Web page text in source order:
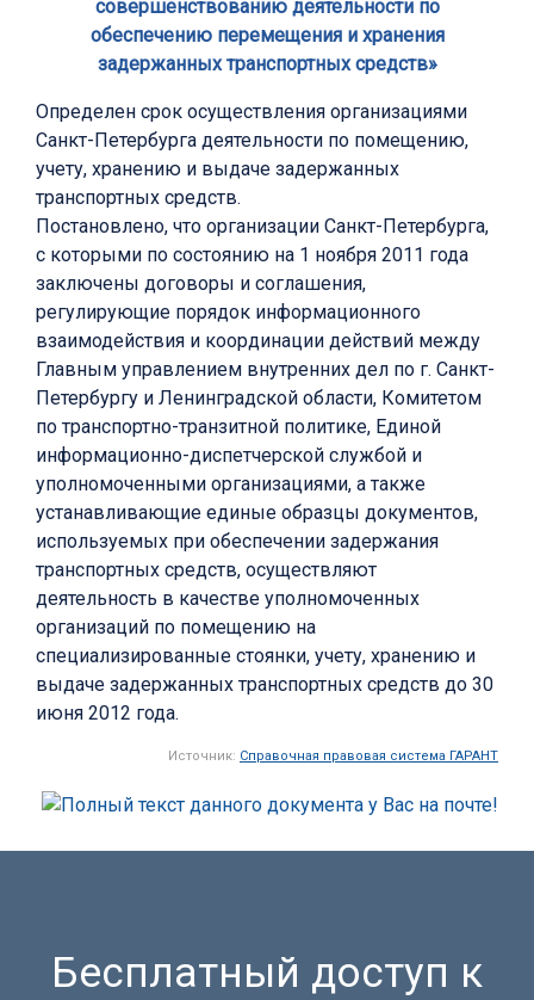
совершенствованию деятельности по
обеспечению перемещения и хранения
задержанных транспортных средств»
Определен срок осуществления организациями
Санкт-Петербурга деятельности по помещению,
учету, хранению и выдаче задержанных
транспортных средств.
Постановлено, что организации Санкт-Петербурга,
с которыми по состоянию на 1 ноября 2011 года
заключены договоры и соглашения,
регулирующие порядок информационного
взаимодействия и координации действий между
Главным управлением внутренних дел по г. Санкт-
Петербургу и Ленинградской области, Комитетом
по транспортно-транзитной политике, Единой
информационно-диспетчерской службой и
уполномоченными организациями, а также
устанавливающие единые образцы документов,
используемых при обеспечении задержания
транспортных средств, осуществляют
деятельность в качестве уполномоченных
организаций по помещению на
специализированные стоянки, учету, хранению и
выдаче задержанных транспортных средств до 30
июня 2012 года.
Источник: Справочная правовая система ГАРАНТ
Бесплатный доступ к